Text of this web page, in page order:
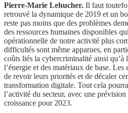
Pierre-Marie Lehucher. Il faut
retrouvé la dynamique de 2019 et un
reste pas moins que des problèmes
des ressources humaines disponibles
opérationnelle de notre activité plus
difficultés sont même apparues, en
coûts liés la cybercriminalité ainsi qu’à
l’énergie et des matériaux de base. Les
de revoir leurs priorités et de décaler
transformation digitale. Tout cela
l’activité du secteur, avec une
croissance pour 2023.